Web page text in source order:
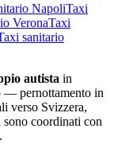
NapoliTaxi
VeronaTaxi
sanitario
autista in
— pernottamento in
verso Svizzera,
sono coordinati con
.